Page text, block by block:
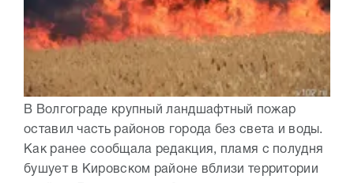
В Волгограде крупный ландшафтный пожар
оставил часть районов города без света и воды.
Как ранее сообщала редакция, пламя с полудня
бушует в Кировском районе вблизи территории